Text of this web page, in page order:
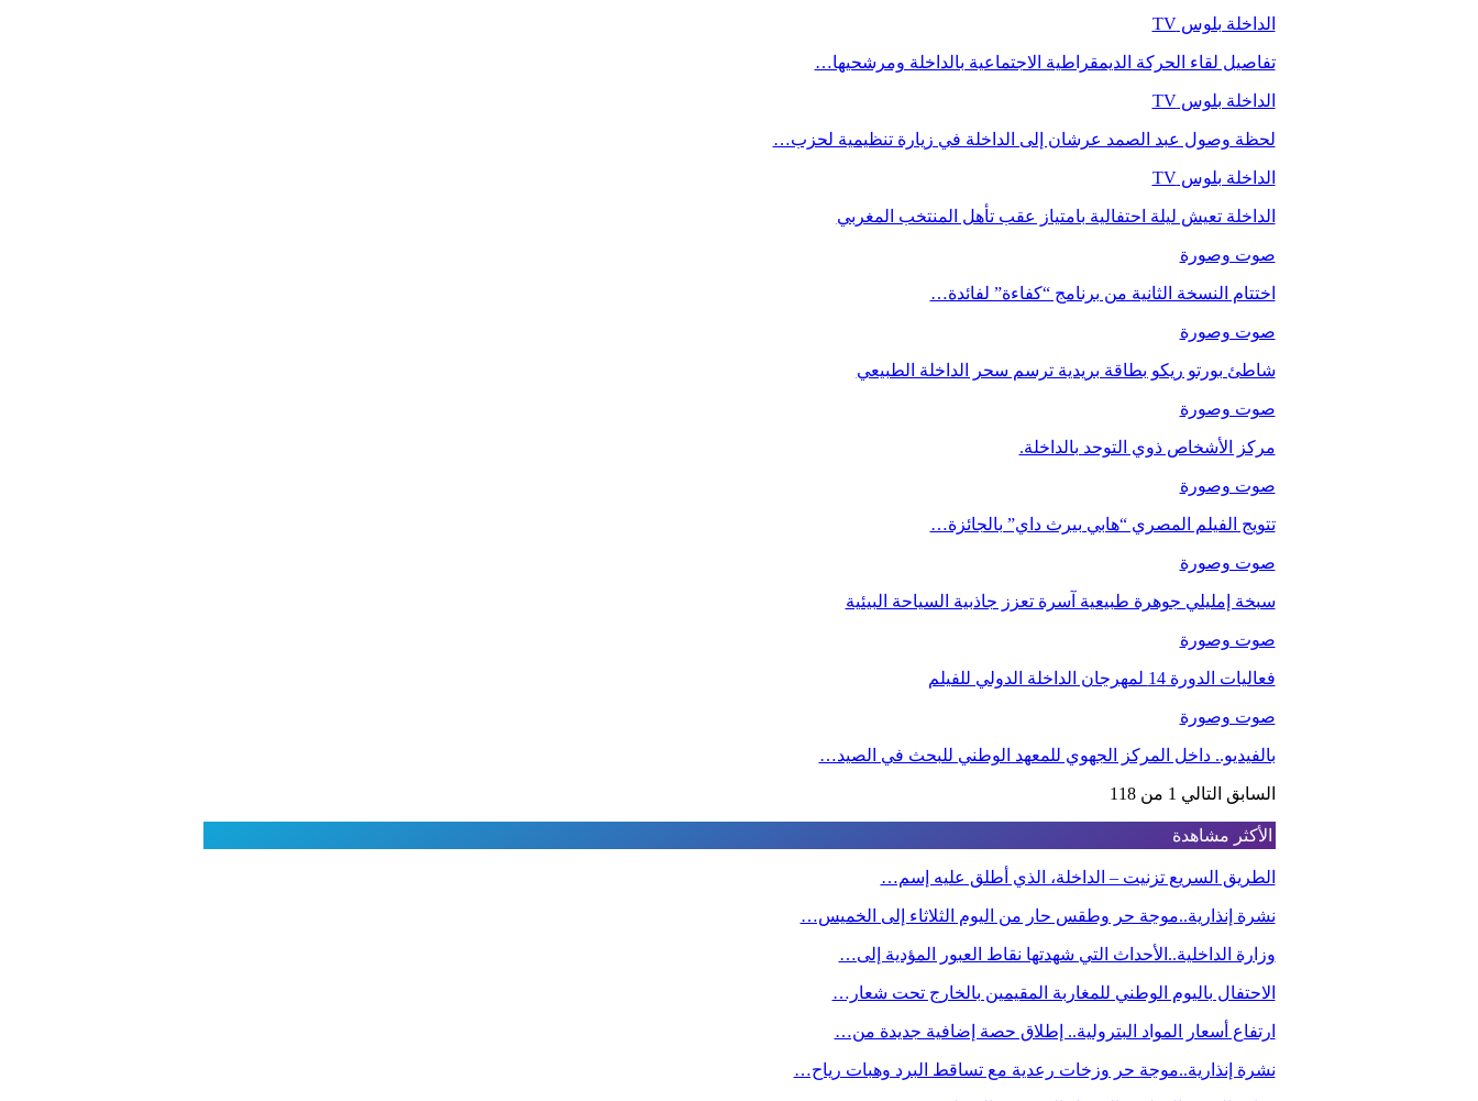
الداخلة بلوس TV
تفاصيل لقاء الحركة الديمقراطية الاجتماعية بالداخلة ومرشحيها…
الداخلة بلوس TV
لحظة وصول عبد الصمد عرشان إلى الداخلة في زيارة تنظيمية لحزب…
الداخلة بلوس TV
الداخلة تعيش ليلة احتفالية بامتياز عقب تأهل المنتخب المغربي
صوت وصورة
اختتام النسخة الثانية من برنامج “كفاءة” لفائدة…
صوت وصورة
شاطئ بورتو ريكو بطاقة بريدية ترسم سحر الداخلة الطبيعي
صوت وصورة
مركز الأشخاص ذوي التوحد بالداخلة.
صوت وصورة
تتويج الفيلم المصري “هابي بيرث داي” بالجائزة…
صوت وصورة
سبخة إمليلي جوهرة طبيعية آسرة تعزز جاذبية السياحة البيئية
صوت وصورة
فعاليات الدورة 14 لمهرجان الداخلة الدولي للفيلم
صوت وصورة
بالفيديو.. داخل المركز الجهوي للمعهد الوطني للبحث في الصيد…
السابق التالي 1 من 118
الأكثر مشاهدة
الطريق السريع تزنيت – الداخلة، الذي أطلق عليه إسم…
نشرة إنذارية..موجة حر وطقس حار من اليوم الثلاثاء إلى الخميس…
وزارة الداخلية..الأحداث التي شهدتها نقاط العبور المؤدية إلى…
الاحتفال باليوم الوطني للمغاربة المقيمين بالخارج تحت شعار…
ارتفاع أسعار المواد البترولية.. إطلاق حصة إضافية جديدة من…
نشرة إنذارية..موجة حر وزخات رعدية مع تساقط البرد وهبات رياح…